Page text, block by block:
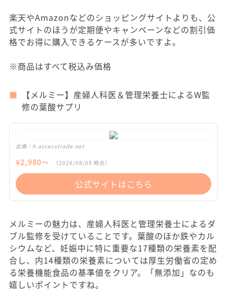
楽天やAmazonなどのショッピングサイトよりも、公
式サイトのほうが定期便やキャンペーンなどの割引価
格でお得に購入できるケースが多いですよ。
※商品はすべて税込み価格
【メルミー】産婦人科医＆管理栄養士によるW監
修の葉酸サプリ
出典： h.accesstrade.net
¥2,980〜 （2026/08/09 時点）
公式サイトはこちら
メルミーの魅力は、産婦人科医と管理栄養士によるダ
ブル監修を受けていることです。葉酸のほか鉄やカル
シウムなど、妊娠中に特に重要な17種類の栄養素を配
合し、内14種類の栄養素については厚生労働省の定め
る栄養機能食品の基準値をクリア。「無添加」なのも
嬉しいポイントですね。